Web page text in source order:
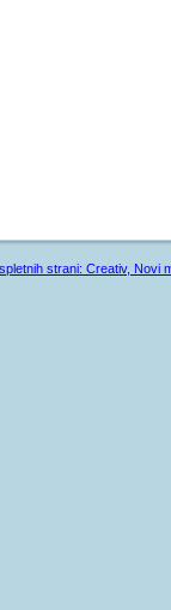
strani: Creativ, Novi